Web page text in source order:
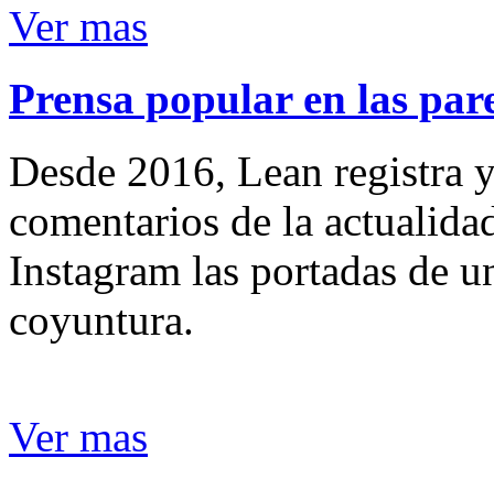
Ver mas
Prensa popular en las
Desde 2016, Lean registra
comentarios de la
Instagram las portadas de
coyuntura.
Ver mas